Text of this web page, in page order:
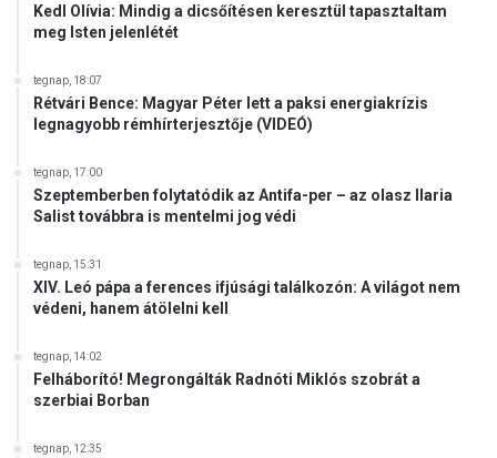
Kedl Olívia: Mindig a dicsőítésen keresztül tapasztaltam
meg Isten jelenlétét
tegnap, 18:07
Rétvári Bence: Magyar Péter lett a paksi energiakrízis
legnagyobb rémhírterjesztője (VIDEÓ)
tegnap, 17:00
Szeptemberben folytatódik az Antifa-per – az olasz Ilaria
Salist továbbra is mentelmi jog védi
tegnap, 15:31
XIV. Leó pápa a ferences ifjúsági találkozón: A világot nem
védeni, hanem átölelni kell
tegnap, 14:02
Felháborító! Megrongálták Radnóti Miklós szobrát a
szerbiai Borban
tegnap, 12:35